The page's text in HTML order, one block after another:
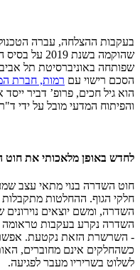
בעקבות ההצלחה, עברה
שהוקמה בשנת
שפותחה באוניברסיטת תל אביב
הסכם רישוי עם רמות, חברת
הוא גיל חכים, פרופ’ דביר
והפיתוח המדעי מובל על ידי
לחדש באופן מלאכותי את
חוט השדרה בנוי מתאי עצב
חלקי הגוף. ההחלטות
השדרה, ומשם יוצאים
השדרה נקרע בעקבות טראומה
- השרשרת הזאת נקטעת. אפשר
כשהחלקים אינם מחוברים,
לשלוט בשריריו מעבר לפגיעה.